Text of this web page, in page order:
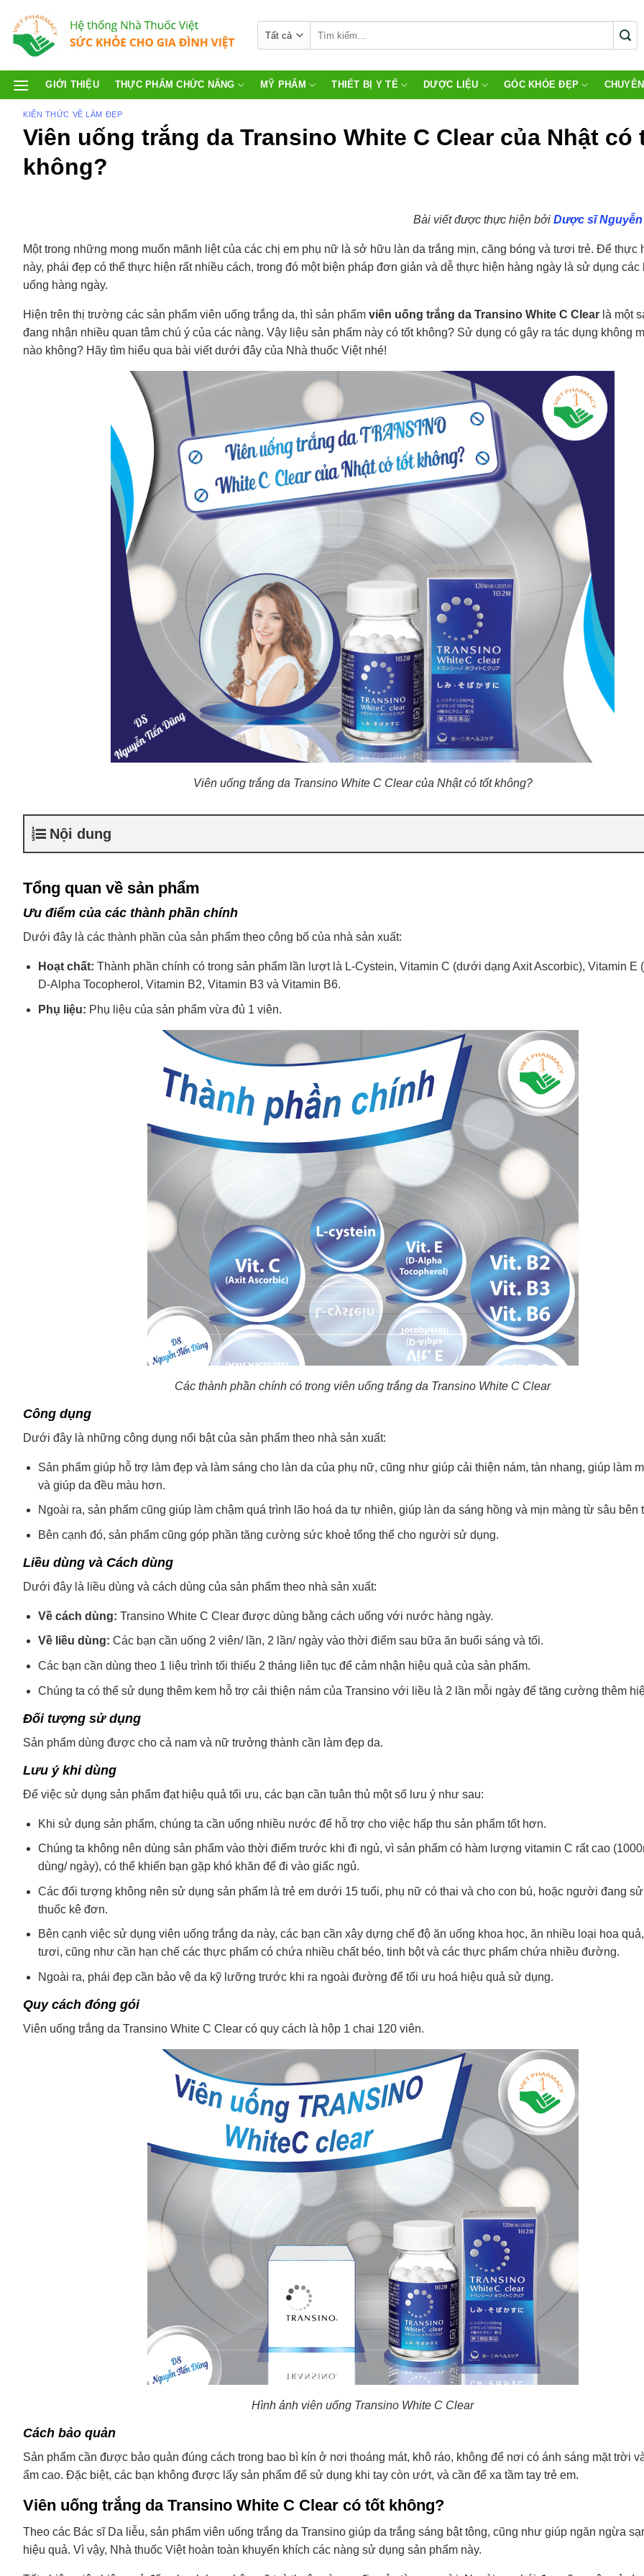
GIỚI THIỆU THỰC PHẨM CHỨC NĂNG MỸ PHẨM THIẾT BỊ Y TẾ DƯỢC LIỆU GÓC KHỎE ĐẸP
KIẾN THỨC VỀ LÀM ĐẸP
Viên uống trắng da Transino White C Clear của Nhật có
không?
Bài viết được thực hiện bởi Dược sĩ
Một trong những mong muốn mãnh liệt của các chị em phụ nữ là sở hữu làn da trắng mịn, căng bóng và tươi trẻ. Để thực
này, phái đẹp có thể thực hiện rất nhiều cách, trong đó một biện pháp đơn giản và dễ thực hiện hàng ngày là sử dụng các
uống hàng ngày.
Hiện trên thị trường các sản phẩm viên uống trắng da, thì sản phẩm viên uống trắng da Transino White C Clear là một
đang nhận nhiều quan tâm chú ý của các nàng. Vậy liệu sản phẩm này có tốt không? Sử dụng có gây ra tác dụng không
nào không? Hãy tìm hiểu qua bài viết dưới đây của Nhà thuốc Việt nhé!
Viên uống trắng da Transino White C Clear của Nhật có tốt không?
Nội dung
Tổng quan về sản phẩm
Ưu điểm của các thành phần chính
Dưới đây là các thành phần của sản phẩm theo công bố của nhà sản xuất:
Hoạt chất: Thành phần chính có trong sản phẩm lần lượt là L-Cystein, Vitamin C (dưới dạng Axit Ascorbic), Vitamin E
D-Alpha Tocopherol, Vitamin B2, Vitamin B3 và Vitamin B6.
Phụ liệu: Phụ liệu của sản phẩm vừa đủ 1 viên.
Các thành phần chính có trong viên uống trắng da Transino White C Clear
Công dụng
Dưới đây là những công dụng nổi bật của sản phẩm theo nhà sản xuất:
Sản phẩm giúp hỗ trợ làm đẹp và làm sáng cho làn da của phụ nữ, cũng như giúp cải thiện nám, tàn nhang, giúp làm
và giúp da đều màu hơn.
Ngoài ra, sản phẩm cũng giúp làm chậm quá trình lão hoá da tự nhiên, giúp làn da sáng hồng và mịn màng từ sâu bên
Bên cạnh đó, sản phẩm cũng góp phần tăng cường sức khoẻ tổng thể cho người sử dụng.
Liều dùng và Cách dùng
Dưới đây là liều dùng và cách dùng của sản phẩm theo nhà sản xuất:
Về cách dùng: Transino White C Clear được dùng bằng cách uống với nước hàng ngày.
Về liều dùng: Các bạn cần uống 2 viên/ lần, 2 lần/ ngày vào thời điểm sau bữa ăn buổi sáng và tối.
Các bạn cần dùng theo 1 liệu trình tối thiểu 2 tháng liên tục để cảm nhận hiệu quả của sản phẩm.
Chúng ta có thể sử dụng thêm kem hỗ trợ cải thiện nám của Transino với liều là 2 lần mỗi ngày để tăng cường thêm
Đối tượng sử dụng
Sản phẩm dùng được cho cả nam và nữ trưởng thành cần làm đẹp da.
Lưu ý khi dùng
Để việc sử dụng sản phẩm đạt hiệu quả tối ưu, các bạn cần tuân thủ một số lưu ý như sau:
Khi sử dụng sản phẩm, chúng ta cần uống nhiều nước để hỗ trợ cho việc hấp thu sản phẩm tốt hơn.
Chúng ta không nên dùng sản phẩm vào thời điểm trước khi đi ngủ, vì sản phẩm có hàm lượng vitamin C rất cao
dùng/ ngày), có thể khiến bạn gặp khó khăn để đi vào giấc ngủ.
Các đối tượng không nên sử dụng sản phẩm là trẻ em dưới 15 tuổi, phụ nữ có thai và cho con bú, hoặc người đang
thuốc kê đơn.
Bên cạnh việc sử dụng viên uống trắng da này, các bạn cần xây dựng chế độ ăn uống khoa học, ăn nhiều loại hoa
tươi, cũng như cần hạn chế các thực phẩm có chứa nhiều chất béo, tinh bột và các thực phẩm chứa nhiều đường.
Ngoài ra, phái đẹp cần bảo vệ da kỹ lưỡng trước khi ra ngoài đường để tối ưu hoá hiệu quả sử dụng.
Quy cách đóng gói
Viên uống trắng da Transino White C Clear có quy cách là hộp 1 chai 120 viên.
Hình ảnh viên uống Transino White C Clear
Cách bảo quản
Sản phẩm cần được bảo quản đúng cách trong bao bì kín ở nơi thoáng mát, khô ráo, không để nơi có ánh sáng mặt trời
ẩm cao. Đặc biệt, các bạn không được lấy sản phẩm để sử dụng khi tay còn ướt, và cần để xa tầm tay trẻ em.
Viên uống trắng da Transino White C Clear có tốt không?
Theo các Bác sĩ Da liễu, sản phẩm viên uống trắng da Transino giúp da trắng sáng bật tông, cũng như giúp ngăn ngừa
hiệu quả. Vì vậy, Nhà thuốc Việt hoàn toàn khuyến khích các nàng sử dụng sản phẩm này.